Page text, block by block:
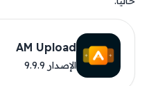
AM Upload
الإصدار 9.9.9